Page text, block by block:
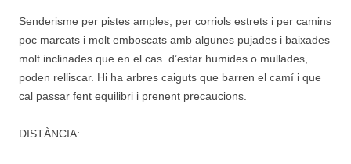
Senderisme per pistes amples, per corriols estrets i per camins
poc marcats i molt emboscats amb algunes pujades i baixades
molt inclinades que en el cas d’estar humides o mullades,
poden relliscar. Hi ha arbres caiguts que barren el camí i que
cal passar fent equilibri i prenent precaucions.
DISTÀNCIA: